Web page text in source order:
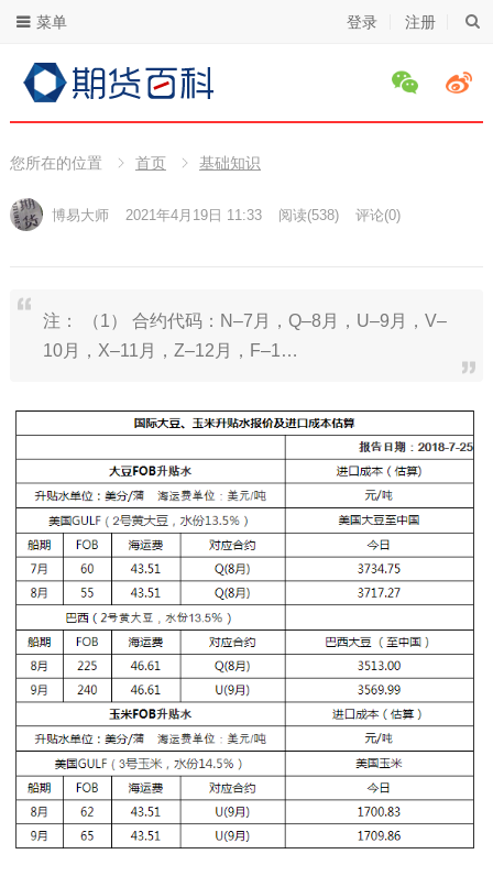
登录 注册
菜单
您所在的位置 首页 基础知识
博易大师 2021年4月19日 11:33 阅读(538) 评论(0)
注： （1） 合约代码：N–7月，Q–8月，U–9月，V–
10月，X–11月，Z–12月，F–1…